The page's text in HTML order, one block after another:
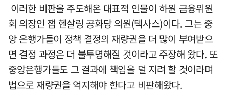
이러한 비판을 주도해온 대표적 인물이 하원 금융위원
회 의장인 잽 헨살링 공화당 의원(텍사스)이다. 그는 중
앙 은행가들이 정책 결정의 재량권을 더 많이 부여받으
면 결정 과정은 더 불투명해질 것이라고 주장해 왔다. 또
중앙은행가들도 그 결과에 책임을 덜 지려 할 것이라며
법으로 재량권을 억지해야 한다고 비판해왔다.